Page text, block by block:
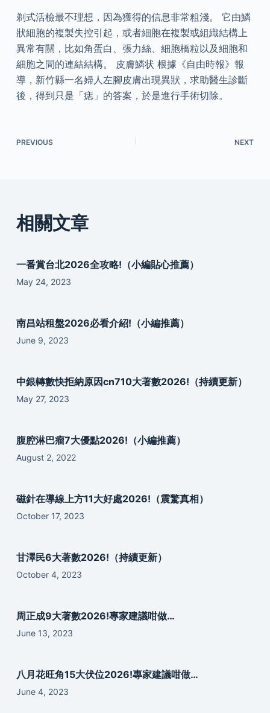
剃式活檢最不理想，因為獲得的信息非常粗淺。 它由鱗
狀細胞的複製失控引起，或者細胞在複製或組織結構上
異常有關，比如角蛋白、張力絲、細胞橋粒以及細胞和
細胞之間的連結結構。 皮膚鱗状 根據《自由時報》報
導，新竹縣一名婦人左腳皮膚出現異狀，求助醫生診斷
後，得到只是「痣」的答案，於是進行手術切除。
PREVIOUS NEXT
相關文章
一番賞台北2026全攻略!（小編貼心推薦）
May 24, 2023
南昌站租盤2026必看介紹!（小編推薦）
June 9, 2023
中銀轉數快拒納原因cn710大著數2026!（持續更新）
May 27, 2023
腹腔淋巴瘤7大優點2026!（小編推薦）
August 2, 2022
磁針在導線上方11大好處2026!（震驚真相）
October 17, 2023
甘澤民6大著數2026!（持續更新）
October 4, 2023
周正成9大著數2026!專家建議咁做…
June 13, 2023
八月花旺角15大伏位2026!專家建議咁做…
June 4, 2023